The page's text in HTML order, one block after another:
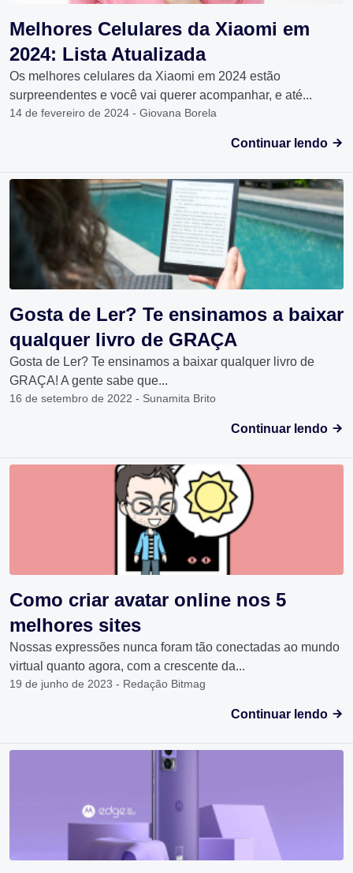
Melhores Celulares da Xiaomi em
2024: Lista Atualizada
Os melhores celulares da Xiaomi em 2024 estão
surpreendentes e você vai querer acompanhar, e até...
14 de fevereiro de 2024 - Giovana Borela
Continuar lendo
Gosta de Ler? Te ensinamos a baixar
qualquer livro de GRAÇA
Gosta de Ler? Te ensinamos a baixar qualquer livro de
GRAÇA! A gente sabe que...
16 de setembro de 2022 - Sunamita Brito
Continuar lendo
Como criar avatar online nos 5
melhores sites
Nossas expressões nunca foram tão conectadas ao mundo
virtual quanto agora, com a crescente da...
19 de junho de 2023 - Redação Bitmag
Continuar lendo